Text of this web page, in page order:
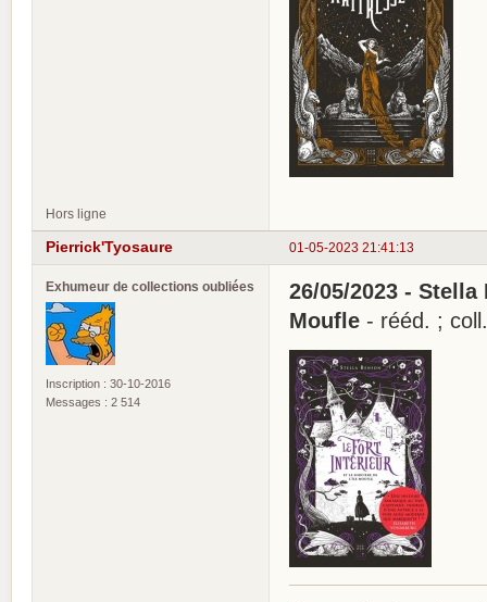
Hors ligne
01-05-2023 21:41:13
Pierrick'Tyosaure
Exhumeur de collections oubliées
Inscription : 30-10-2016
Messages : 2 514
26/05/2023 -
Moufle - rééd. ;